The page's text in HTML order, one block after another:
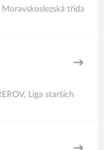
Moravskoslezská třída
, Liga starších